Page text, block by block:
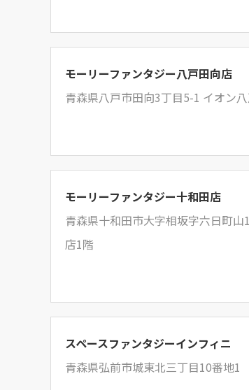
モーリーファンタジー八戸田向店
青森県八戸市田向3丁目5-1 イオン
モーリーファンタジー十和田店
青森県十和田市大字相坂字六日町
店1階
スペースファンタジーインフィニ
青森県弘前市城東北三丁目10番地